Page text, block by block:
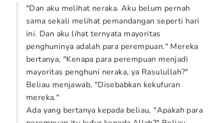
"Dan aku melihat neraka. Aku belum pernah
sama sekali melihat pemandangan seperti hari
ini. Dan aku lihat ternyata mayoritas
penghuninya adalah para perempuan." Mereka
bertanya, "Kenapa para perempuan menjadi
mayoritas penghuni neraka, ya Rasulullah?"
Beliau menjawab, "Disebabkan kekufuran
mereka."
Ada yang bertanya kepada beliau, "Apakah para